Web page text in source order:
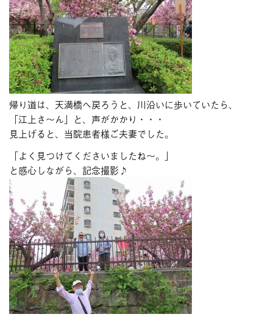
帰り道は、天満橋へ戻ろうと、川沿いに歩いていたら、
「江上さ～ん」と、声がかかり・・・
見上げると、当院患者様ご夫妻でした。
「よく見つけてくださいましたね～。」
と感心しながら、記念撮影♪